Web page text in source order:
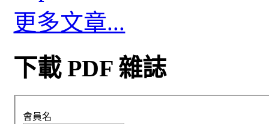
更多文章...
下載 PDF 雜誌
會員名